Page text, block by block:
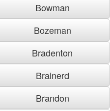
Bowman
Bozeman
Bradenton
Brainerd
Brandon